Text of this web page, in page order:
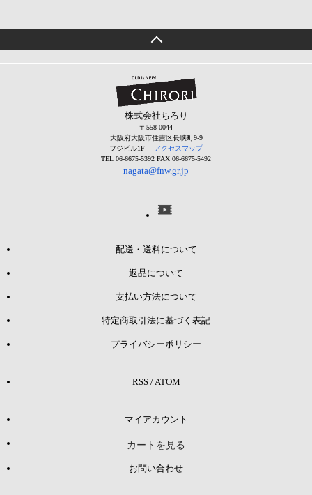
株式会社ちろり
〒558-0044
大阪府大阪市住吉区長峡町9-9
フジビル1F
アクセスマップ
TEL 06-6675-5392 FAX 06-6675-5492
nagata@fnw.gr.jp
配送・送料について
返品について
支払い方法について
特定商取引法に基づく表記
プライバシーポリシー
RSS/ ATOM
マイアカウント
カートを見る
お問い合わせ